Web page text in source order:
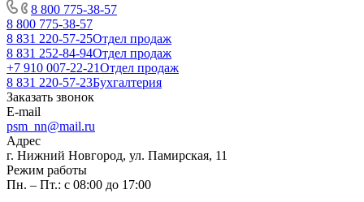
8 800 775-38-57
8 800 775-38-57
8 831 220-57-25Отдел продаж
8 831 252-84-94Отдел продаж
+7 910 007-22-21Отдел продаж
8 831 220-57-23Бухгалтерия
Заказать звонок
E-mail
psm_nn@mail.ru
Адрес
г. Нижний Новгород, ул. Памирская, 11
Режим работы
Пн. – Пт.: с 08:00 до 17:00